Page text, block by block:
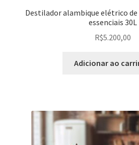
Destilador alambique elétrico
essenciais 30L
R$5.200,00
Adicionar ao